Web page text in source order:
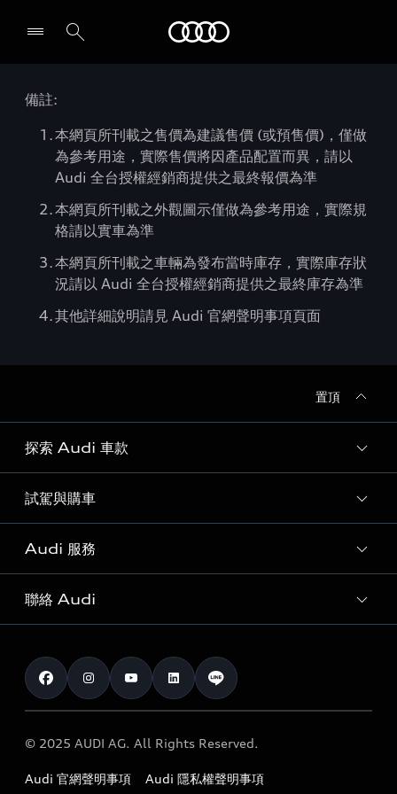
備註:
本網頁所刊載之售價為建議售價 (或預售價)，僅做
為參考用途，實際售價將因產品配置而異，請以
Audi 全台授權經銷商提供之最終報價為準
本網頁所刊載之外觀圖示僅做為參考用途，實際規
格請以實車為準
本網頁所刊載之車輛為發布當時庫存，實際庫存狀
況請以 Audi 全台授權經銷商提供之最終庫存為準
其他詳細說明請見 Audi 官網聲明事項頁面
置頂
探索 Audi 車款
所有車款
客製化您的 Audi
Audi 純電生活圈
奧迪嚴選中古車
試駕與購車
購車方案
最新優惠
預約試駕 | 多元安心賞車
Audi 經銷商服務據點
Audi 服務
Audi 原廠配件與精品
myAudi TW app
定期保養
保固
召回案件查詢
聯絡 Audi
訂閱電子報
與我聯繫
© 2025 AUDI AG. All Rights Reserved.
Audi 官網聲明事項 Audi 隱私權聲明事項